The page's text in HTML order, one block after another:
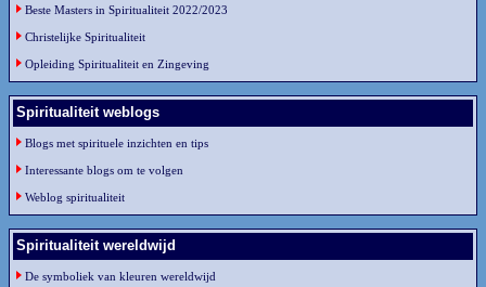
Beste Masters in Spiritualiteit 2022/2023
Christelijke Spiritualiteit
Opleiding Spiritualiteit en Zingeving
Spiritualiteit weblogs
Blogs met spirituele inzichten en tips
Interessante blogs om te volgen
Weblog spiritualiteit
Spiritualiteit wereldwijd
De symboliek van kleuren wereldwijd